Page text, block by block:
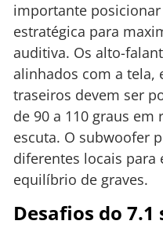
importante
estratégica para
auditiva. Os alto-
alinhados com a tela,
traseiros devem ser
de 90 a 110 graus
escuta. O subwoofer
diferentes locais
equilíbrio de graves.
Desafios do